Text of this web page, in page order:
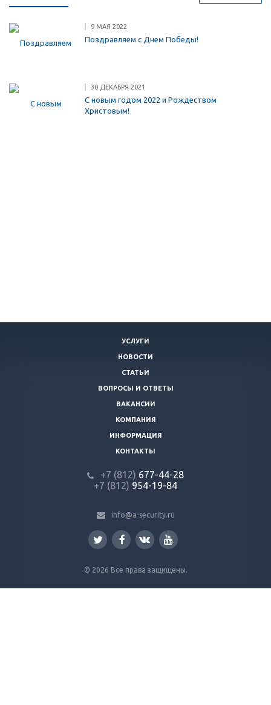
9 МАЯ 2022
Поздравляем с Днем Победы!
30 ДЕКАБРЯ 2021
С новым годом 2022 и Рождеством
Христовым!
УСЛУГИ
НОВОСТИ
СТАТЬИ
ВОПРОСЫ И ОТВЕТЫ
ВАКАНСИИ
КОМПАНИЯ
ИНФОРМАЦИЯ
КОНТАКТЫ
+7 (812) 677-44-28
+7 (812) 954-19-84
info@a-security.ru
© 2026 Все права защищены.